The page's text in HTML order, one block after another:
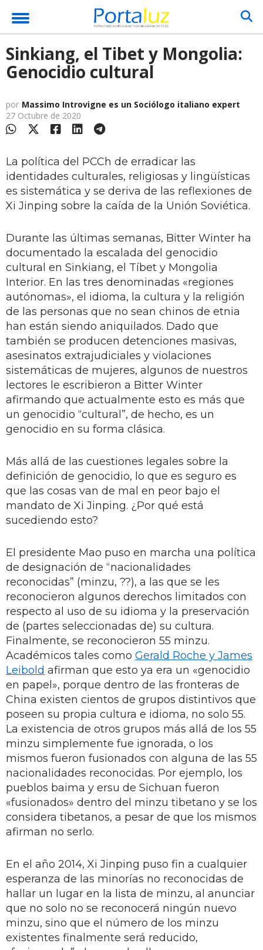
Sinkiang, el Tibet y Mongolia:
Genocidio cultural
por Massimo Introvigne es un Sociólogo italiano expert
27 Octubre de 2020
La política del PCCh de erradicar las
identidades culturales, religiosas y lingüísticas
es sistemática y se deriva de las reflexiones de
Xi Jinping sobre la caída de la Unión Soviética.
Durante las últimas semanas, Bitter Winter ha
documentado la escalada del genocidio
cultural en Sinkiang, el Tíbet y Mongolia
Interior. En las tres denominadas «regiones
autónomas», el idioma, la cultura y la religión
de las personas que no sean chinos de etnia
han están siendo aniquilados. Dado que
también se producen detenciones masivas,
asesinatos extrajudiciales y violaciones
sistemáticas de mujeres, algunos de nuestros
lectores le escribieron a Bitter Winter
afirmando que actualmente esto es más que
un genocidio “cultural”, de hecho, es un
genocidio en su forma clásica.
Más allá de las cuestiones legales sobre la
definición de genocidio, lo que es seguro es
que las cosas van de mal en peor bajo el
mandato de Xi Jinping. ¿Por qué está
sucediendo esto?
El presidente Mao puso en marcha una política
de designación de “nacionalidades
reconocidas” (minzu, ??), a las que se les
reconocieron algunos derechos limitados con
respecto al uso de su idioma y la preservación
de (partes seleccionadas de) su cultura.
Finalmente, se reconocieron 55 minzu.
Académicos tales como Gerald Roche y James
Leibold afirman que esto ya era un «genocidio
en papel», porque dentro de las fronteras de
China existen cientos de grupos distintivos que
poseen su propia cultura e idioma, no solo 55.
La existencia de otros grupos más allá de los 55
minzu simplemente fue ignorada, o los
mismos fueron fusionados con alguna de las 55
nacionalidades reconocidas. Por ejemplo, los
pueblos baima y ersu de Sichuan fueron
«fusionados» dentro del minzu tibetano y se los
considera tibetanos, a pesar de que los mismos
afirman no serlo.
En el año 2014, Xi Jinping puso fin a cualquier
esperanza de las minorías no reconocidas de
hallar un lugar en la lista de minzu, al anunciar
que no solo no se reconocerá ningún nuevo
minzu, sino que el número de los minzu
existentes finalmente será reducido,